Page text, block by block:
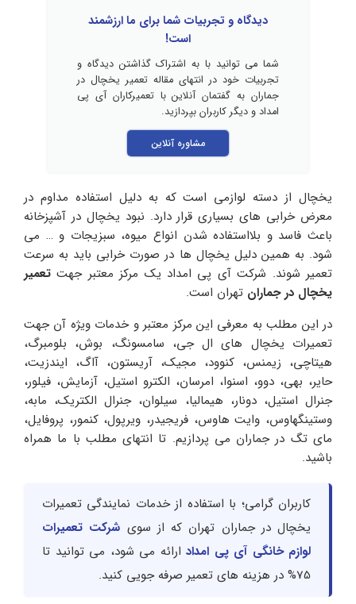
دیدگاه و تجربیات شما برای ما ارزشمند
است!
شما می توانید با به اشتراک گذاشتن دیدگاه و
تجربیات خود در انتهای مقاله تعمیر یخچال در
جماران به گفتمان آنلاین با تعمیرکاران آی پی
امداد و دیگر کاربران بپردازید.
مشاوره آنلاین
یخچال از دسته لوازمی است که به دلیل استفاده مداوم در
معرض خرابی های بسیاری قرار دارد. نبود یخچال در آشپزخانه
باعث فاسد و بلااستفاده شدن انواع میوه، سبزیجات و … می
شود. به همین دلیل یخچال ها در صورت خرابی باید به سرعت
تعمیر شوند. شرکت آی پی امداد یک مرکز معتبر جهتتعمیر
یخچال در جماران تهران است.
در این مطلب به معرفی این مرکز معتبر و خدمات ویژه آن جهت
تعمیرات یخچال های ال جی، سامسونگ، بوش، بلومبرگ،
هیتاچی، زیمنس، کنوود، مجیک، آریستون، آاگ، ایندزیت،
حایر، بهی، دوو، اسنوا، امرسان، الکترو استیل، آزمایش، فیلور،
جنرال استیل، دونار، هیمالیا، سیلوان، جنرال الکتریک، مابه،
وستینگهاوس، وایت هاوس، فریجیدر، ویرپول، کنمور، پروفایل،
مای تگ در جماران می پردازیم. تا انتهای مطلب با ما همراه
باشید.
کاربران گرامی؛ با استفاده از خدمات نمایندگی تعمیرات
یخچال در جماران تهران که از سوی شرکت تعمیرات
لوازم خانگی آی پی امداد ارائه می شود، می توانید تا
75% در هزینه های تعمیر صرفه جویی کنید.